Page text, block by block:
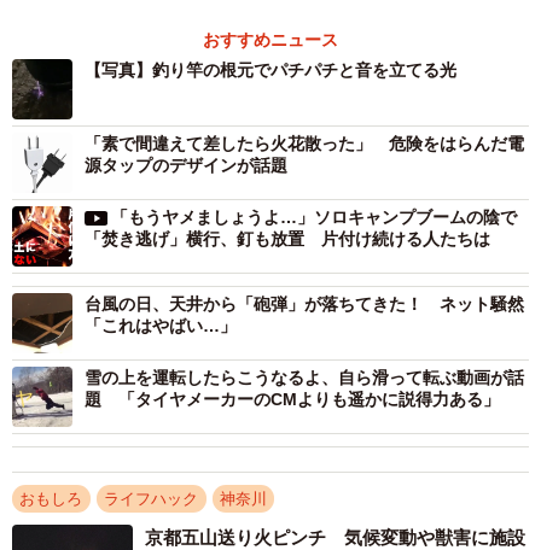
雷が鳴る前にも落雷の兆候はあります※画像はイメージです
(metamorworks/stock.adobe.com)
釣り竿の放電現象、危険性知って
釣り竿の放電現象は珍しくないのでしょうか？ tomoさん
は「釣りをしていると良くあります、特に梅雨など雷が多
おすすめニュース
【写真】釣り竿の根元でパチパチと音を立てる光
「素で間違えて差したら火花散った」 危険をはらんだ電
源タップのデザインが話題
「もうヤメましょうよ…」ソロキャンプブームの陰で
「焚き逃げ」横行、釘も放置 片付け続ける人たちは
台風の日、天井から「砲弾」が落ちてきた！ ネット騒然
「これはやばい…」
雪の上を運転したらこうなるよ、自ら滑って転ぶ動画が話
題 「タイヤメーカーのCMよりも遥かに説得力ある」
おもしろ ライフハック 神奈川
京都五山送り火ピンチ 気候変動や獣害に施設